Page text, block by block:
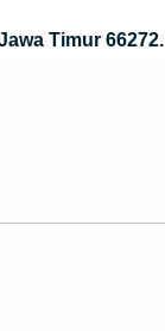
Timur 66272.